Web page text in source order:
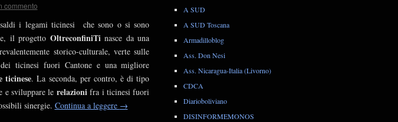
commento
i legami ticinesi che sono o si sono
il progetto OltreconfiniTinasce da una
storico-culturale, verte sulle
ticinesi fuori Cantone e una migliore
ticinese. La seconda, per contro, è di tipo
e sviluppare le relazionifra i ticinesi fuori
sinergie. Continua a leggere →
A SUD
A SUD Toscana
Armadilloblog
Ass. Don Nesi
Ass. Nicaragua-Italia (Livorno)
CDCA
Diarioboliviano
DISINFORMEMONOS